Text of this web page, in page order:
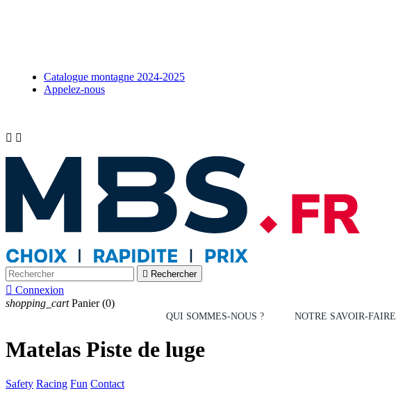
Catalogue montagne 2024-2025
Appelez-nous
 
 Rechercher
 Connexion
shopping_cart Panier (0)
QUI SOMMES-NOUS ? NOTRE SAVOIR-FAIRE
Matelas Piste de luge
Safety Racing Fun Contact